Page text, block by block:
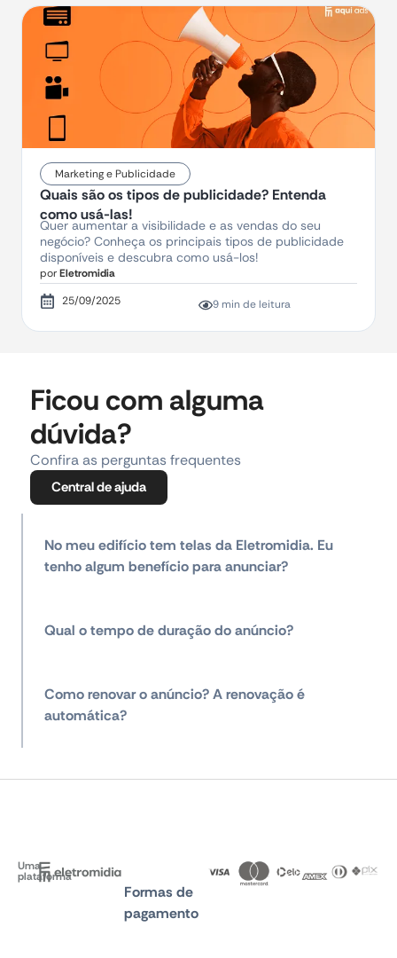
Marketing e Publicidade
Quais são os tipos de publicidade? Entenda
como usá-las!
Quer aumentar a visibilidade e as vendas do seu
negócio? Conheça os principais tipos de publicidade
disponíveis e descubra como usá-los!
porEletromidia
25/09/2025
9 min de leitura
Ficou com alguma
dúvida?
Confira as perguntas frequentes
Central de ajuda
No meu edifício tem telas da Eletromidia. Eu
tenho algum benefício para anunciar?
Qual o tempo de duração do anúncio?
Como renovar o anúncio? A renovação é
automática?
Uma
plataforma
Formas de
pagamento